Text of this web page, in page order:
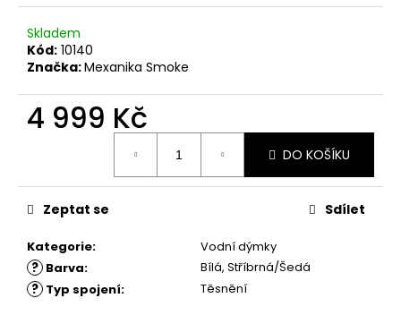
Skladem
Kód: 10140
Značka:Mexanika Smoke
4 999 Kč
DO KOŠÍKU
Kategorie: Vodní dýmky
? Barva: Bílá, Stříbrná/Šedá
? Typ spojení: Těsnění
Zeptat se Sdílet